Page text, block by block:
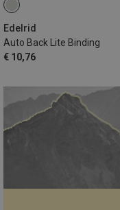
Edelrid
Auto Back Lite Binding
€ 10,76